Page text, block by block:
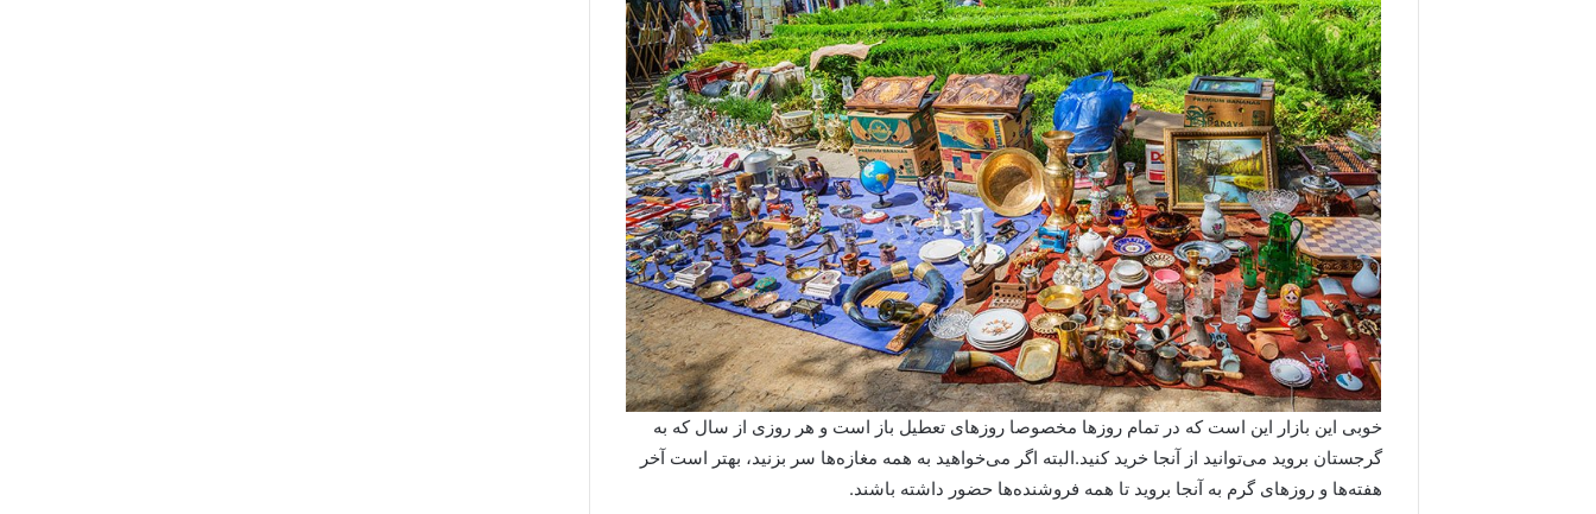
خوبی این بازار این است که در تمام روز‌ها مخصوصا روزهای تعطیل باز است و هر روزی از سال که به
گرجستان بروید می‌توانید از آنجا خرید کنید.البته اگر می‌خواهید به همه مغازه‌ها سر بزنید، بهتر است آخر
هفته‌ها و روزهای گرم به آنجا بروید تا همه فروشنده‌ها حضور داشته باشند.